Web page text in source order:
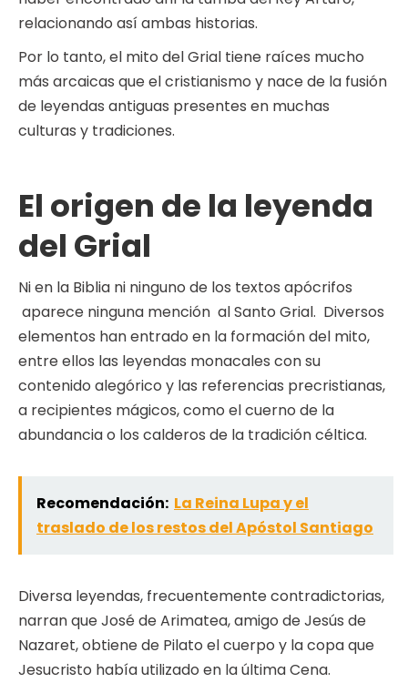
relacionando así ambas historias.
Por lo tanto, el mito del Grial tiene raíces mucho
más arcaicas que el cristianismo y nace de la fusión
de leyendas antiguas presentes en muchas
culturas y tradiciones.
El origen de la leyenda
del Grial
Ni en la Biblia ni ninguno de los textos apócrifos
aparece ninguna mención al Santo Grial. Diversos
elementos han entrado en la formación del mito,
entre ellos las leyendas monacales con su
contenido alegórico y las referencias precristianas,
a recipientes mágicos, como el cuerno de la
abundancia o los calderos de la tradición céltica.
Recomendación: La Reina Lupa y el
traslado de los restos del Apóstol Santiago
Diversa leyendas, frecuentemente contradictorias,
narran que José de Arimatea, amigo de Jesús de
Nazaret, obtiene de Pilato el cuerpo y la copa que
Jesucristo había utilizado en la última Cena.